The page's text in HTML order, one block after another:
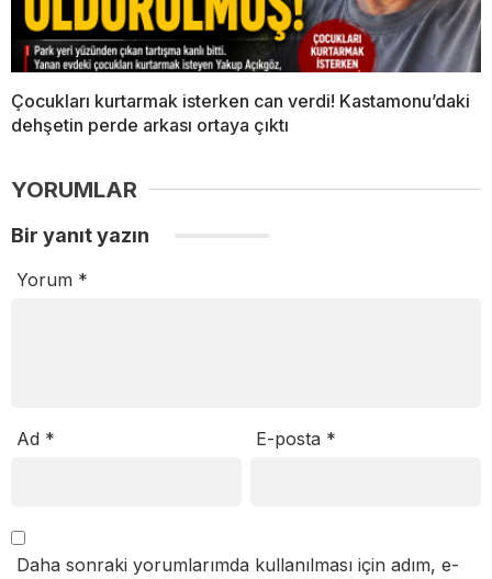
Çocukları kurtarmak isterken can verdi! Kastamonu’daki
dehşetin perde arkası ortaya çıktı
YORUMLAR
Bir yanıt yazın
Yorum *
Ad * E-posta *
Daha sonraki yorumlarımda kullanılması için adım, e-